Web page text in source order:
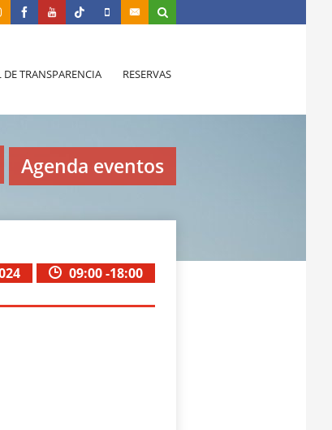
DE TRANSPARENCIA RESERVAS
Agenda eventos
09:00 -18:00